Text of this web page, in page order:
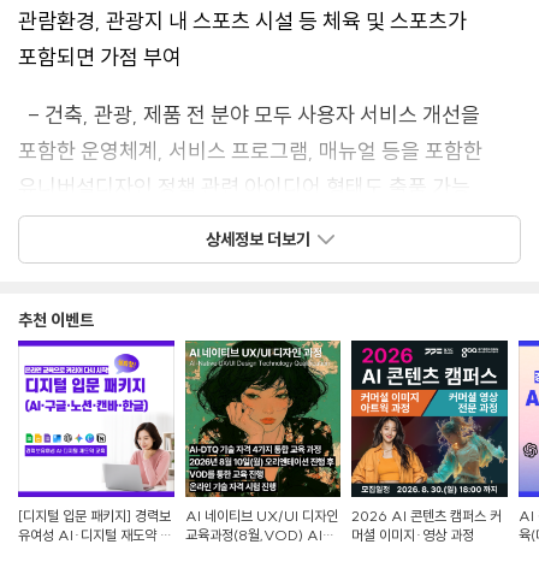
관람환경, 관광지 내 스포츠 시설 등 체육 및 스포츠가
포함되면 가점 부여
- 건축, 관광, 제품 전 분야 모두 사용자 서비스 개선을
포함한 운영체계, 서비스 프로그램, 매뉴얼 등을 포함한
유니버설디자인 정책 관련 아이디어 형태도 출품 가능
- 성별·연령·국적·장애유무 등에 관계없이 누구나
편리하고 안전하게 이용할 수 있는 건축/관광/제품 관련
아이디어 제시
- 2026년 유니버설디자인 공감주간 주제인 ‘모두가
즐기는 스포츠 환경 혹은 제품*’을 포함한 작품의 경우 가점
상세정보 더보기
추천 이벤트
[디지털 입문 패키지] 경력보
유여성 AI·디지털 재도약 교
AI 네이티브 UX/UI 디자인
교육과정(8월,VOD) AI-
2026 AI 콘텐츠 캠퍼스 커
머셜 이미지·영상 과정
AI
육(